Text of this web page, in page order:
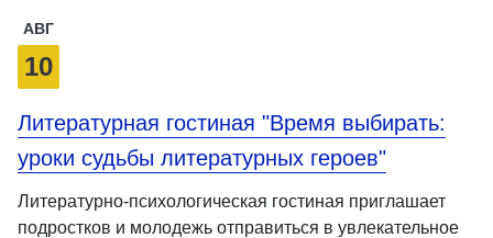
АВГ
10
Литературная гостиная "Время выбирать:
уроки судьбы литературных героев"
Литературно-психологическая гостиная приглашает
подростков и молодежь отправиться в увлекательное